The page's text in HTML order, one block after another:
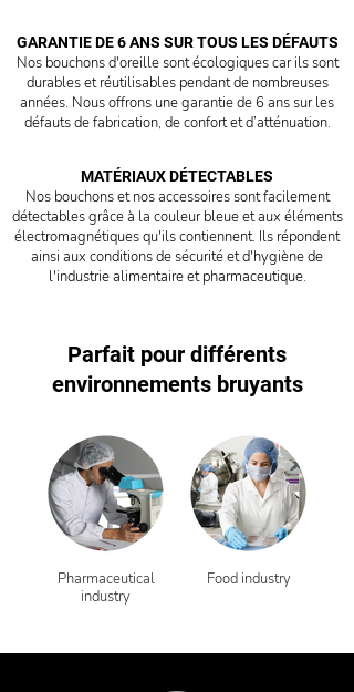
GARANTIE DE 6 ANS SUR TOUS LES DÉFAUTS
Nos bouchons d'oreille sont écologiques car ils sont
durables et réutilisables pendant de nombreuses
années. Nous offrons une garantie de 6 ans sur les
défauts de fabrication, de confort et d’atténuation.
MATÉRIAUX DÉTECTABLES
Nos bouchons et nos accessoires sont facilement
détectables grâce à la couleur bleue et aux éléments
électromagnétiques qu'ils contiennent. Ils répondent
ainsi aux conditions de sécurité et d'hygiène de
l'industrie alimentaire et pharmaceutique.
Parfait pour différents
environnements bruyants
Pharmaceutical
industry
Food industry